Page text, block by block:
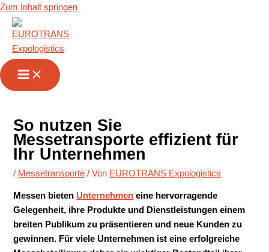
Zum Inhalt springen
So nutzen Sie
Messetransporte effizient für
Ihr Unternehmen
/ Messetransporte / Von EUROTRANS Expologistics
Messen bieten Unternehmen eine hervorragende
Gelegenheit, ihre Produkte und Dienstleistungen einem
breiten Publikum zu präsentieren und neue Kunden zu
gewinnen. Für viele Unternehmen ist eine erfolgreiche